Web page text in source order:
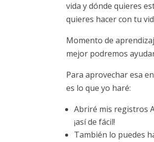
vida y dónde quieres
quieres hacer con tu
Momento de
mejor podremos
Para aprovechar esa
es lo que yo haré:
Abriré mis registros
¡así de fácil!
También lo puedes